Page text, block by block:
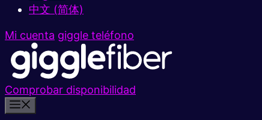
中文 (简体)
Mi cuenta giggle teléfono
Comprobar disponibilidad